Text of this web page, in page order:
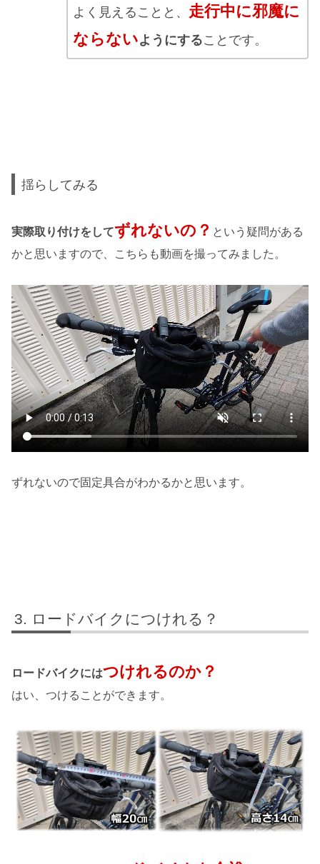
よく見えることと、 走行中に邪魔に
ならないようにすることです。
揺らしてみる
実際取り付けをしてずれないの？ という疑問がある
かと思いますので、こちらも動画を撮ってみました。
ずれないので固定具合がわかるかと思います。
ロードバイクにつけれる？
ロードバイクにはつけれるのか？
はい、つけることができます。